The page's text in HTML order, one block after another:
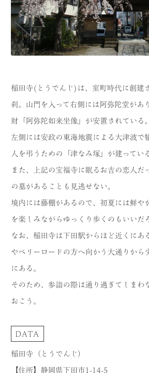
稲田寺(とうでんじ)は、室町時代に創建
刹。山門を入って右側には阿弥陀堂があ
財「阿弥陀如来坐像」が安置されている。
左側には安政の東海地震による大津波で
人を弔うための「津なみ塚」が建ってい
また、上記の宝福寺に眠るお吉の恋人だ
の墓があることも見逃せない。
境内には藤棚があるので、初夏には鮮や
を楽しみながらゆっくり歩くのもいいだ
なお、稲田寺は下田駅からほど近くにあ
やペリーロードの方へ向かう大通りから
にある。
そのため、参詣の際は通り過ぎてしまわ
おこう。
DATA
稲田寺（とうでんじ）
【住所】静岡県下田市1-14-5